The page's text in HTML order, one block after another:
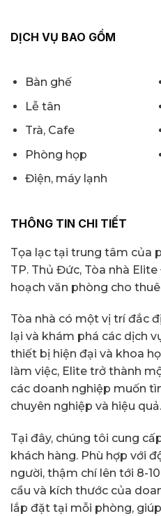
DỊCH VỤ BAO GỒM
Bàn ghế
Lễ tân
Trà, Cafe
Phòng họp
Điện, máy lạnh
THÔNG TIN CHI TIẾT
Tọa lạc tại trung tâm của
TP. Thủ Đức, Tòa nhà
hoạch văn phòng cho
Tòa nhà có một vị trí đắc
lại và khám phá các dịch
thiết bị hiện đại và khoa
làm việc, Elite trở thành
các doanh nghiệp muốn
chuyên nghiệp và hiệu quả.
Tại đây, chúng tôi cung
khách hàng. Phù hợp với
người, thậm chí lên tới 8-
cầu và kích thước của
lắp đặt tại mỗi phòng,